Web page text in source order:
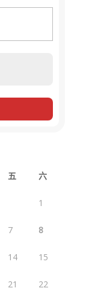
五 六
1
7 8
14 15
21 22